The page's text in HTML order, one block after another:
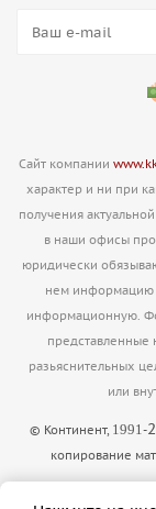
Сайт компании
характер и ни при
получения
в наши офисы
юридически
нем информацию
информационную.
представленные
разьяснительных
или
© Континент, 1991-
копирование